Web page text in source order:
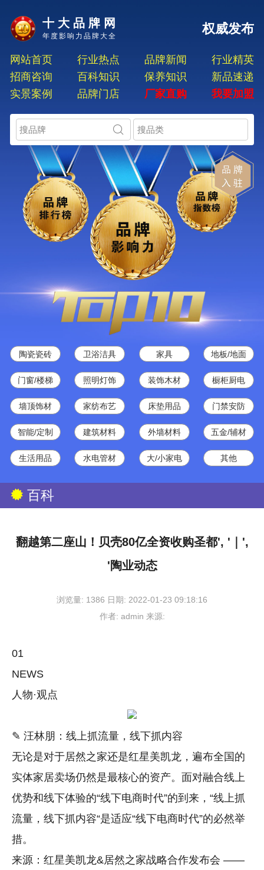
十大品牌网
年度影响力品牌大全
权威发布
网站首页 行业热点 品牌新闻
行业精英
招商咨询
百科知识 保养知识
新品速递
实景案例
品牌门店 厂家直购 我要加盟
陶瓷瓷砖 卫浴洁具 家具 地板/地面
门窗/楼梯 照明灯饰 装饰木材 橱柜厨电
墙顶饰材 家纺布艺 床垫用品 门禁安防
智能/定制 建筑材料 外墙材料 五金/辅材
生活用品 水电管材 大/小家电 其他
百科
翻越第二座山！贝壳80亿全资收购圣都', '｜',
'陶业动态
浏览量: 1386 日期: 2022-01-23 09:18:16
作者: admin 来源:
01
NEWS
人物·观点
✎ 汪林朋：线上抓流量，线下抓内容
无论是对于居然之家还是红星美凯龙，遍布全国的
实体家居卖场仍然是最核心的资产。面对融合线上
优势和线下体验的“线下电商时代”的到来，“线上抓
流量，线下抓内容“是适应“线下电商时代”的必然举
措。
来源：红星美凯龙&居然之家战略合作发布会 ——